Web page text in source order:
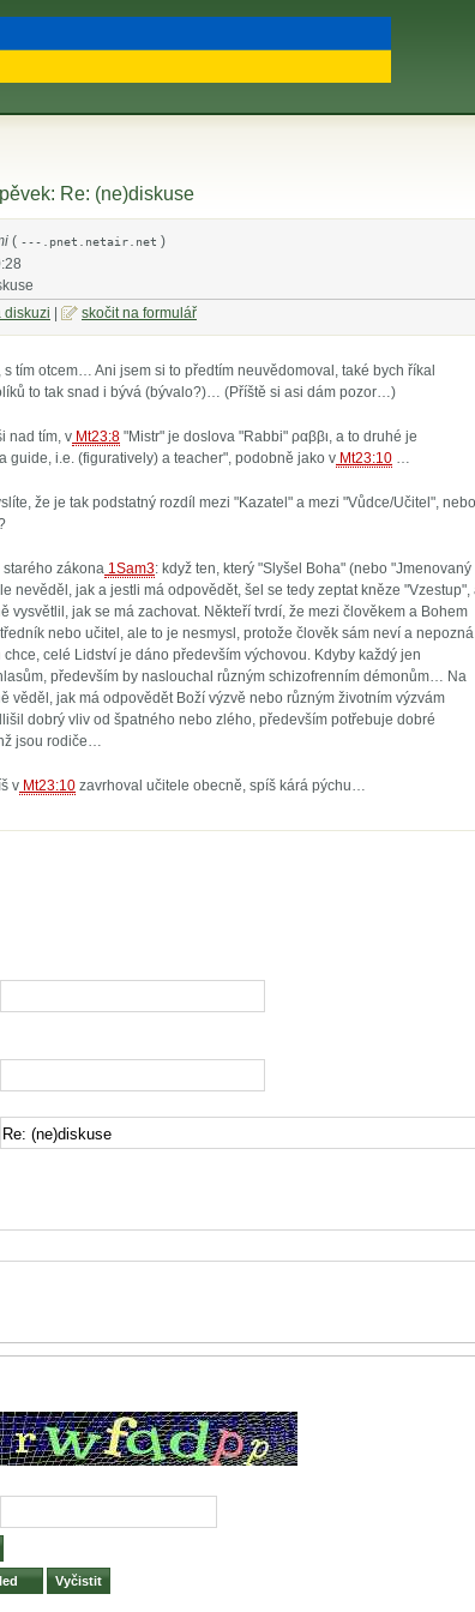
Re: (ne)diskuse
( ---.pnet.netair.net )
diskuzi skočit na formulář
s tím otcem… Ani jsem si to předtím neuvědomoval, také bych říkal
to tak snad i bývá (bývalo?)… (Příště si asi dám pozor…)
nad tím, v Mt23:8 "Mistr" je doslova "Rabbi" ραββι, a to druhé je
guide, i.e. (figuratively) a teacher", podobně jako v Mt23:10 …
že je tak podstatný rozdíl mezi "Kazatel" a mezi "Vůdce/Učitel", nebo
starého zákona 1Sam3: když ten, který "Slyšel Boha" (nebo "Jmenovaný
nevěděl, jak a jestli má odpovědět, šel se tedy zeptat kněze "Vzestup",
vysvětlil, jak se má zachovat. Někteří tvrdí, že mezi člověkem a Bohem
nebo učitel, ale to je nesmysl, protože člověk sám neví a
celé Lidství je dáno především výchovou. Kdyby každý jen
především by naslouchal různým schizofrenním démonům… Na
věděl, jak má odpovědět Boží výzvě nebo různým životním výzvám
dobrý vliv od špatného nebo zlého, především potřebuje dobré
jsou rodiče…
v Mt23:10 zavrhoval učitele obecně, spíš kárá pýchu…